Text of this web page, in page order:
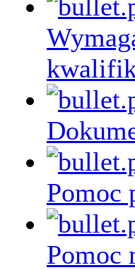
Pomoc
Pomoc